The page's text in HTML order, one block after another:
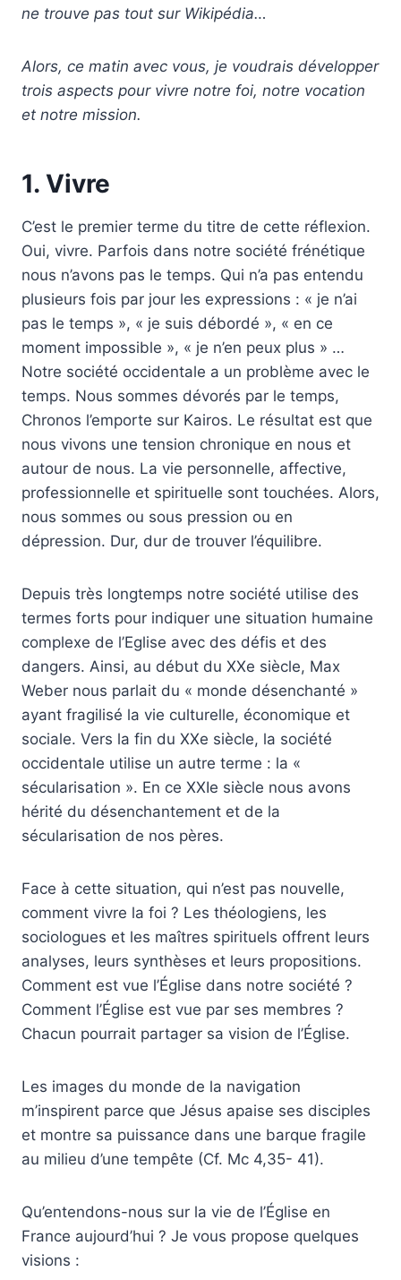
ne trouve pas tout sur Wikipédia…
Alors, ce matin avec vous, je voudrais développer
trois aspects pour vivre notre foi, notre vocation
et notre mission.
1. Vivre
C’est le premier terme du titre de cette réflexion.
Oui, vivre. Parfois dans notre société frénétique
nous n’avons pas le temps. Qui n’a pas entendu
plusieurs fois par jour les expressions : « je n’ai
pas le temps », « je suis débordé », « en ce
moment impossible », « je n’en peux plus » …
Notre société occidentale a un problème avec le
temps. Nous sommes dévorés par le temps,
Chronos l’emporte sur Kairos. Le résultat est que
nous vivons une tension chronique en nous et
autour de nous. La vie personnelle, affective,
professionnelle et spirituelle sont touchées. Alors,
nous sommes ou sous pression ou en
dépression. Dur, dur de trouver l’équilibre.
Depuis très longtemps notre société utilise des
termes forts pour indiquer une situation humaine
complexe de l’Eglise avec des défis et des
dangers. Ainsi, au début du XXe siècle, Max
Weber nous parlait du « monde désenchanté »
ayant fragilisé la vie culturelle, économique et
sociale. Vers la fin du XXe siècle, la société
occidentale utilise un autre terme : la «
sécularisation ». En ce XXIe siècle nous avons
hérité du désenchantement et de la
sécularisation de nos pères.
Face à cette situation, qui n’est pas nouvelle,
comment vivre la foi ? Les théologiens, les
sociologues et les maîtres spirituels offrent leurs
analyses, leurs synthèses et leurs propositions.
Comment est vue l’Église dans notre société ?
Comment l’Église est vue par ses membres ?
Chacun pourrait partager sa vision de l’Église.
Les images du monde de la navigation
m’inspirent parce que Jésus apaise ses disciples
et montre sa puissance dans une barque fragile
au milieu d’une tempête (Cf. Mc 4,35- 41).
Qu’entendons-nous sur la vie de l’Église en
France aujourd’hui ? Je vous propose quelques
visions :